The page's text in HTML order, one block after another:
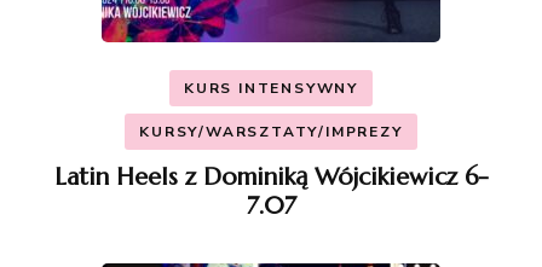
KURS INTENSYWNY
KURSY/WARSZTATY/IMPREZY
Latin Heels z Dominiką Wójcikiewicz 6-
7.07